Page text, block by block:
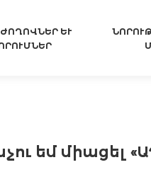
ԵՒ Ֆ
եմ միացել